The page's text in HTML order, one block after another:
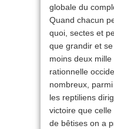
globale du
Quand chacun
quoi, sectes et
que grandir et
moins deux
rationnelle
nombreux,
les reptiliens
victoire que
de bêtises on a